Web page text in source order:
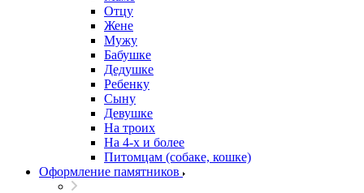
Отцу
Жене
Мужу
Бабушке
Дедушке
Ребенку
Сыну
Девушке
На троих
На 4-х и более
Питомцам (собаке, кошке)
Оформление памятников